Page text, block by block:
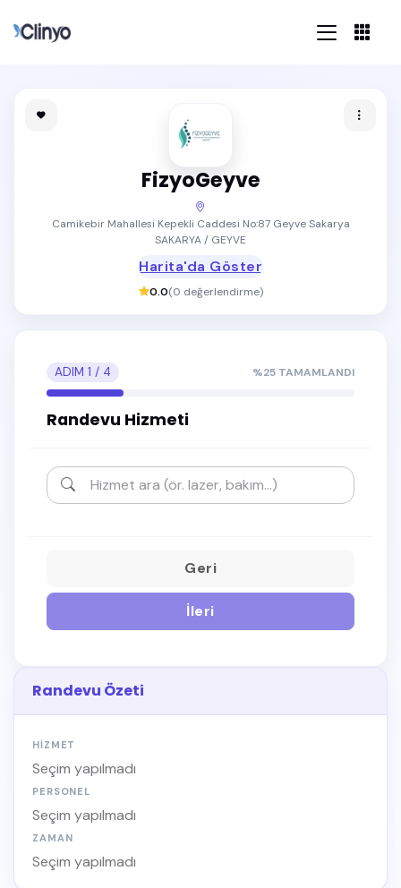
FizyoGeyve
Camikebir Mahallesi Kepekli Caddesi No:87 Geyve Sakarya
SAKARYA / GEYVE
Harita'da Göster
0.0(0 değerlendirme)
ADIM 1 / 4 %25 TAMAMLANDI
Randevu Hizmeti
Geri
İleri
Randevu Özeti
HIZMET
Seçim yapılmadı
PERSONEL
Seçim yapılmadı
ZAMAN
Seçim yapılmadı